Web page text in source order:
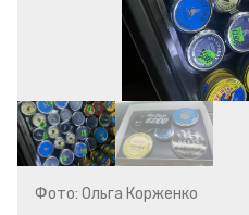
Фото: Ольга Корженко